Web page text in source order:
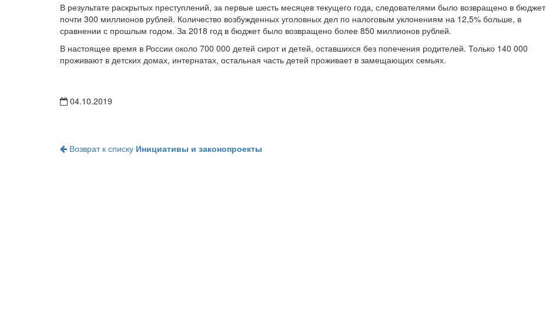
В результате раскрытых преступлений, за первые шесть месяцев текущего года, следователями было возвращено в бюджет
почти 300 миллионов рублей. Количество возбужденных уголовных дел по налоговым уклонениям на 12,5% больше, в
сравнении с прошлым годом. За 2018 год в бюджет было возвращено более 850 миллионов рублей.
В настоящее время в России около 700 000 детей сирот и детей, оставшихся без попечения родителей. Только 140 000
проживают в детских домах, интернатах, остальная часть детей проживает в замещающих семьях.
04.10.2019
Возврат к списку Инициативы и законопроекты